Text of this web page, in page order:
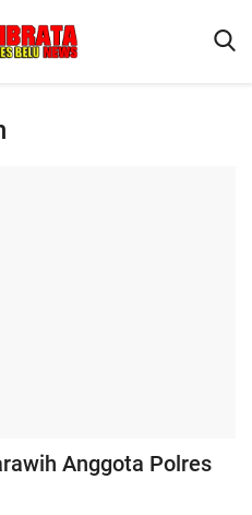
Anggota Polres